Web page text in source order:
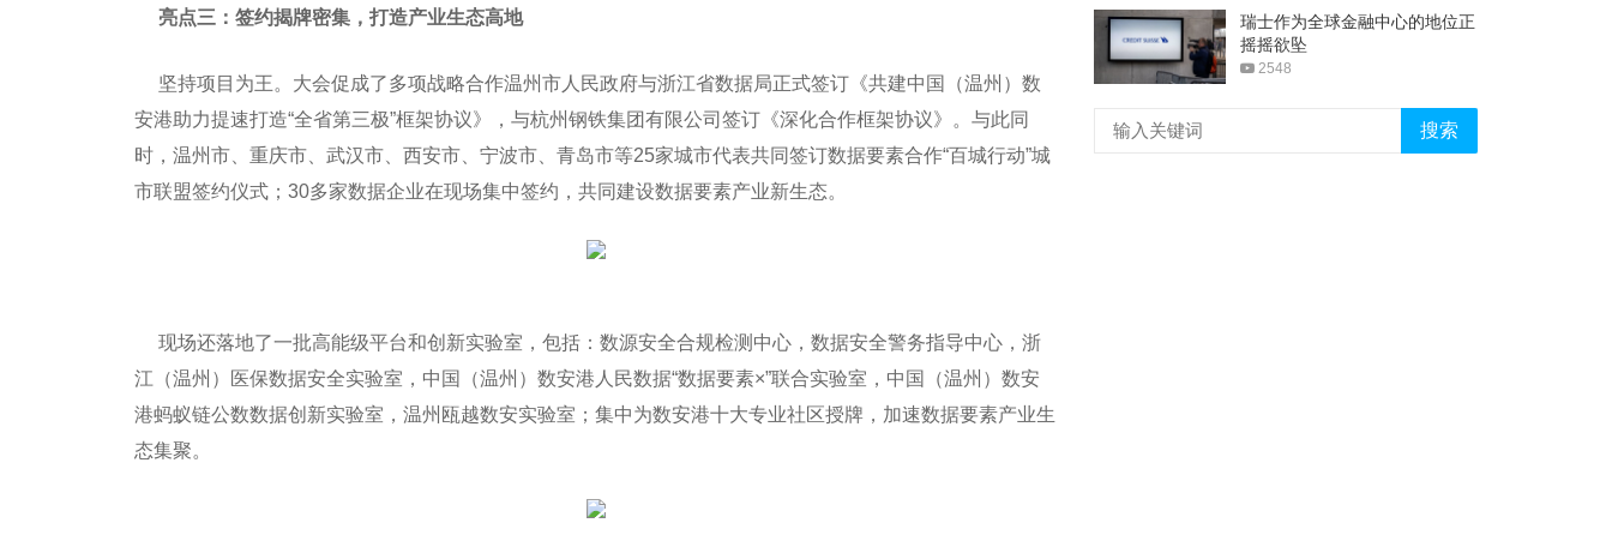
亮点三：签约揭牌密集，打造产业生态高地
坚持项目为王。大会促成了多项战略合作温州市人民政府与浙江省数据局正式签订《共建中国（温州）数
安港助力提速打造“全省第三极”框架协议》，与杭州钢铁集团有限公司签订《深化合作框架协议》。与此同
时，温州市、重庆市、武汉市、西安市、宁波市、青岛市等25家城市代表共同签订数据要素合作“百城行动”城
市联盟签约仪式；30多家数据企业在现场集中签约，共同建设数据要素产业新生态。
现场还落地了一批高能级平台和创新实验室，包括：数源安全合规检测中心，数据安全警务指导中心，浙
江（温州）医保数据安全实验室，中国（温州）数安港人民数据“数据要素×”联合实验室，中国（温州）数安
港蚂蚁链公数数据创新实验室，温州瓯越数安实验室；集中为数安港十大专业社区授牌，加速数据要素产业生
态集聚。
瑞士作为全球金融中心的地位正
摇摇欲坠
2548
搜索